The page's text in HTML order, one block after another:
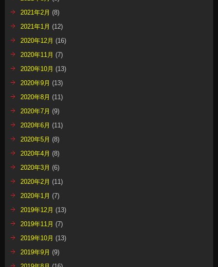
2021年2月 (8)
2021年1月 (12)
2020年12月 (16)
2020年11月 (7)
2020年10月 (13)
2020年9月 (13)
2020年8月 (11)
2020年7月 (9)
2020年6月 (11)
2020年5月 (8)
2020年4月 (8)
2020年3月 (6)
2020年2月 (11)
2020年1月 (7)
2019年12月 (13)
2019年11月 (7)
2019年10月 (13)
2019年9月 (9)